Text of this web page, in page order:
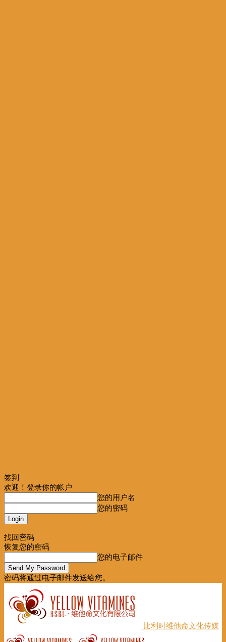
签到
欢迎！登录你的帐户
您的用户名
您的密码
找回密码
恢复您的密码
您的电子邮件
密码将通过电子邮件发送给您。
比利时维他命文化传媒